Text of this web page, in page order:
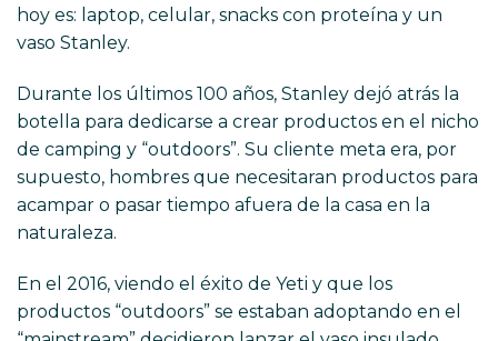
hoy es: laptop, celular, snacks con proteína y un
vaso Stanley.
Durante los últimos 100 años, Stanley dejó atrás la
botella para dedicarse a crear productos en el nicho
de camping y “outdoors”. Su cliente meta era, por
supuesto, hombres que necesitaran productos para
acampar o pasar tiempo afuera de la casa en la
naturaleza.
En el 2016, viendo el éxito de Yeti y que los
productos “outdoors” se estaban adoptando en el